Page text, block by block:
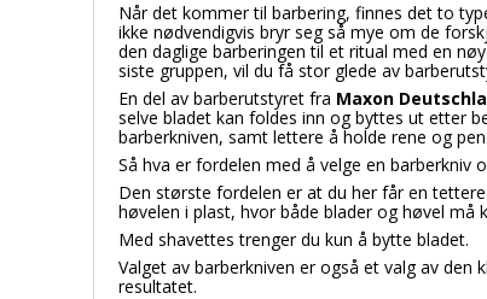
Når det kommer til barbering, finnes det to
ikke nødvendigvis bryr seg så mye om de
den daglige barberingen til et ritual med en
siste gruppen, vil du få stor glede av
En del av barberutstyret fra Maxon
selve bladet kan foldes inn og byttes ut etter
barberkniven, samt lettere å holde rene og
Så hva er fordelen med å velge en barberkniv
Den største fordelen er at du her får en
høvelen i plast, hvor både blader og høvel må
Med shavettes trenger du kun å bytte bladet.
Valget av barberkniven er også et valg av den
resultatet.